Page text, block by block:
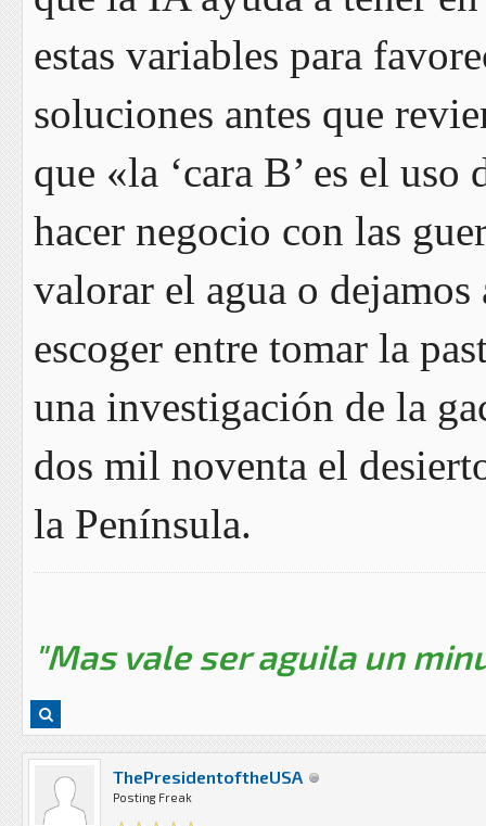
estas variables para
soluciones antes que
que «la ‘cara B’ es el
hacer negocio con las
valorar el agua o
escoger entre tomar la
una investigación de la
dos mil noventa el
la Península.
"Mas vale ser aguila un
ThePresidentoftheUSA
Posting Freak